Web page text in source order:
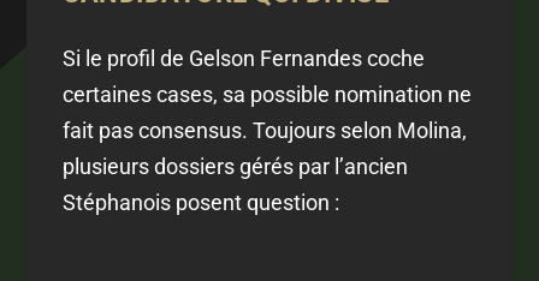
Si le profil de Gelson Fernandes coche
certaines cases, sa possible nomination ne
fait pas consensus. Toujours selon Molina,
plusieurs dossiers gérés par l’ancien
Stéphanois posent question :